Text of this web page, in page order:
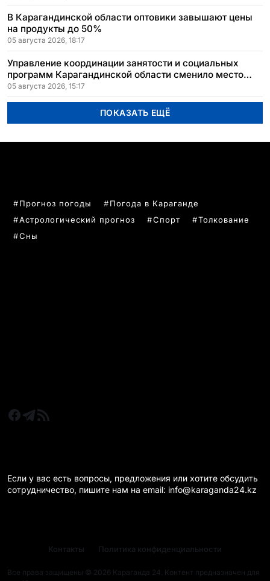
В Карагандинской области оптовики завышают цены
на продукты до 50%
05 августа 2026, 18:17
Управление координации занятости и социальных
программ Карагандинской области сменило место
расположения
05 августа 2026, 15:17
ПОКАЗАТЬ ЕЩЁ
Прогноз погоды
Погода в Караганде
Астрологический прогноз
Спорт
Толкование
Сны
Если у вас есть вопросы, предложения или хотите обсудить
сотрудничество, пишите нам на email: info@karaganda24.kz
Все права защищены © 2026 Караганда 24. Контент предназначен для
Контакты Политика конфиденциальности